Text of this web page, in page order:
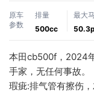
原车
参数
排量
500cc
最大
本田cb500f，2024
手家，无任何事故。
瑕疵:排气管有擦伤